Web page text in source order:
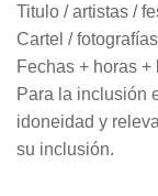
Titulo / artistas /
Cartel / fotografías
Fechas + horas +
Para la inclusión
idoneidad y
su inclusión.